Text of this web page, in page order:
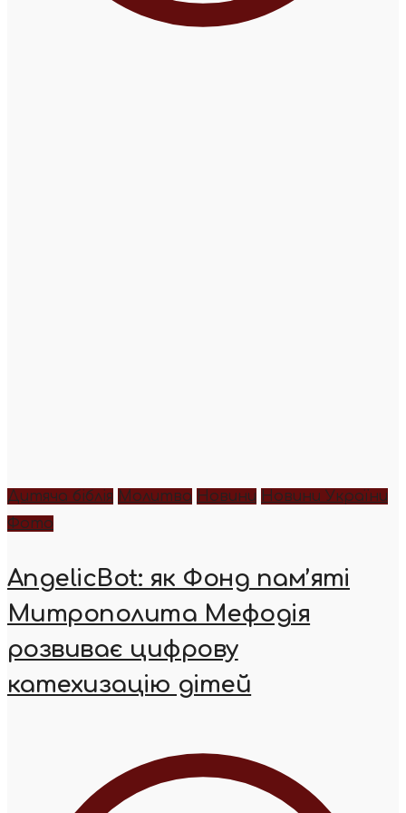
Дитяча біблія Молитва Новини Новини України
Фото
AngelicBot: як Фонд пам’яті
Митрополита Мефодія
розвиває цифрову
катехизацію дітей